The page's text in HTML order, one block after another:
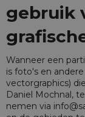
gebruik
Wanneer een
is foto's en
vectorgraphics)
Daniel Mochnal,
nemen via